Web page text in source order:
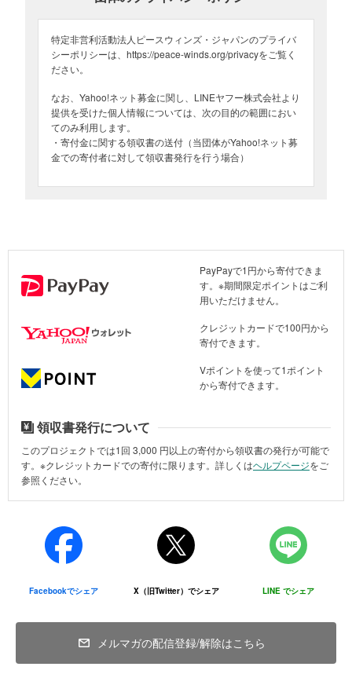
地震被災から4カ月、震源地からは約71km離れたマラケシュ市を見
ると、都市部は復興を遂げ、活気を取り戻したかのように見えま
す。またマラケシュ市は砂漠地帯のため、1月でも日中は25度を超
えるほどの陽気です。しかし、一瞬にして生まれ育った家屋が崩れ
いトラウマを抱えた生徒たちの心の傷は、そう簡単に癒えるもので
はありません。
また、その悲しみの中、女子生徒たちは、震災によってさらに深刻
化している「生理の貧困」により、非衛生的な月経管理に起因した
感染症などのリスクに直面しているとともに、月経期間中は欠席す
るなど学業の継続が脅かされているのです。
ピースウィンズは、被災した女子生徒が月経期間を安全かつ衛生的
人の生徒に寄り添う支援を、これからも進めてまいります。引き続
きご支援のほど、どうぞよろしくお願いいたします。
「もうひとりぼっちじゃない」被災犬タラのものがたり
ピースウィンズは2023年9月8日の地震発災3日後から6人のチームで
現地入りし、被災地支援を行ってきました。現地での活動に現地の
特定非営利活動法人ピースウィンズ・ジャパンのプライバ
シーポリシーは、https://peace-winds.org/privacyをご覧く
ださい。
なお、Yahoo!ネット募金に関し、LINEヤフー株式会社より
提供を受けた個人情報については、次の目的の範囲におい
てのみ利用します。
・寄付金に関する領収書の送付（当団体がYahoo!ネット募
金での寄付者に対して領収書発行を行う場合）
PayPayで1円から寄付できま
す。※期間限定ポイントはご利
用いただけません。
クレジットカードで100円から
寄付できます。
Vポイントを使って1ポイント
から寄付できます。
領収書発行について
このプロジェクトでは1回 3,000 円以上の寄付から領収書の発行が可能で
す。※クレジットカードでの寄付に限ります。詳しくはヘルプページをご
参照ください。
Facebookでシェア X（旧Twitter）でシェア LINE でシェア
メルマガの配信登録/解除はこちら